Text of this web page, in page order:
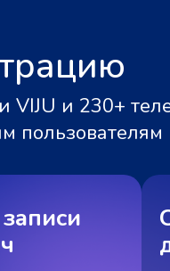
VIJU и 230+
пользователям